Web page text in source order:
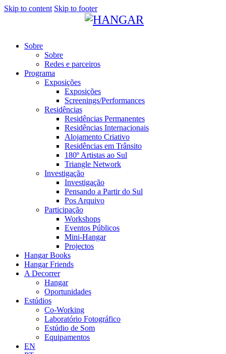
Skip to content Skip to footer
Sobre
Sobre
Redes e parceiros
Programa
Exposições
Exposições
Screenings/Performances
Residências
Residências Permanentes
Residências Internacionais
Alojamento Criativo
Residências em Trânsito
180º Artistas ao Sul
Triangle Network
Investigação
Investigação
Pensando a Partir do Sul
Pos Arquivo
Participação
Workshops
Eventos Públicos
Mini-Hangar
Projectos
Hangar Books
Hangar Friends
A Decorrer
Hangar
Oportunidades
Estúdios
Co-Working
Laboratório Fotográfico
Estúdio de Som
Equipamentos
EN